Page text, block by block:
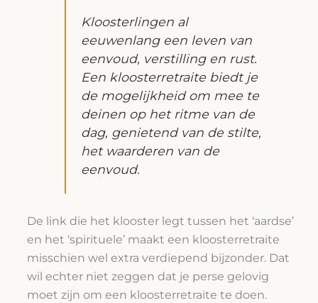
Kloosterlingen al
eeuwenlang een leven van
eenvoud, verstilling en rust.
Een kloosterretraite biedt je
de mogelijkheid om mee te
deinen op het ritme van de
dag, genietend van de stilte,
het waarderen van de
eenvoud.
De link die het klooster legt tussen het ‘aardse’
en het ‘spirituele’ maakt een kloosterretraite
misschien wel extra verdiepend bijzonder. Dat
wil echter niet zeggen dat je perse gelovig
moet zijn om een kloosterretraite te doen.